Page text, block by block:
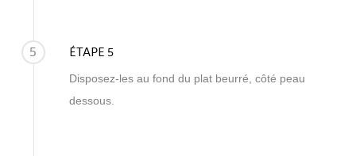
5 ÉTAPE 5
Disposez-les au fond du plat beurré, côté peau
dessous.